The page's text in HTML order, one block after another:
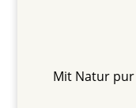
Mit Natur